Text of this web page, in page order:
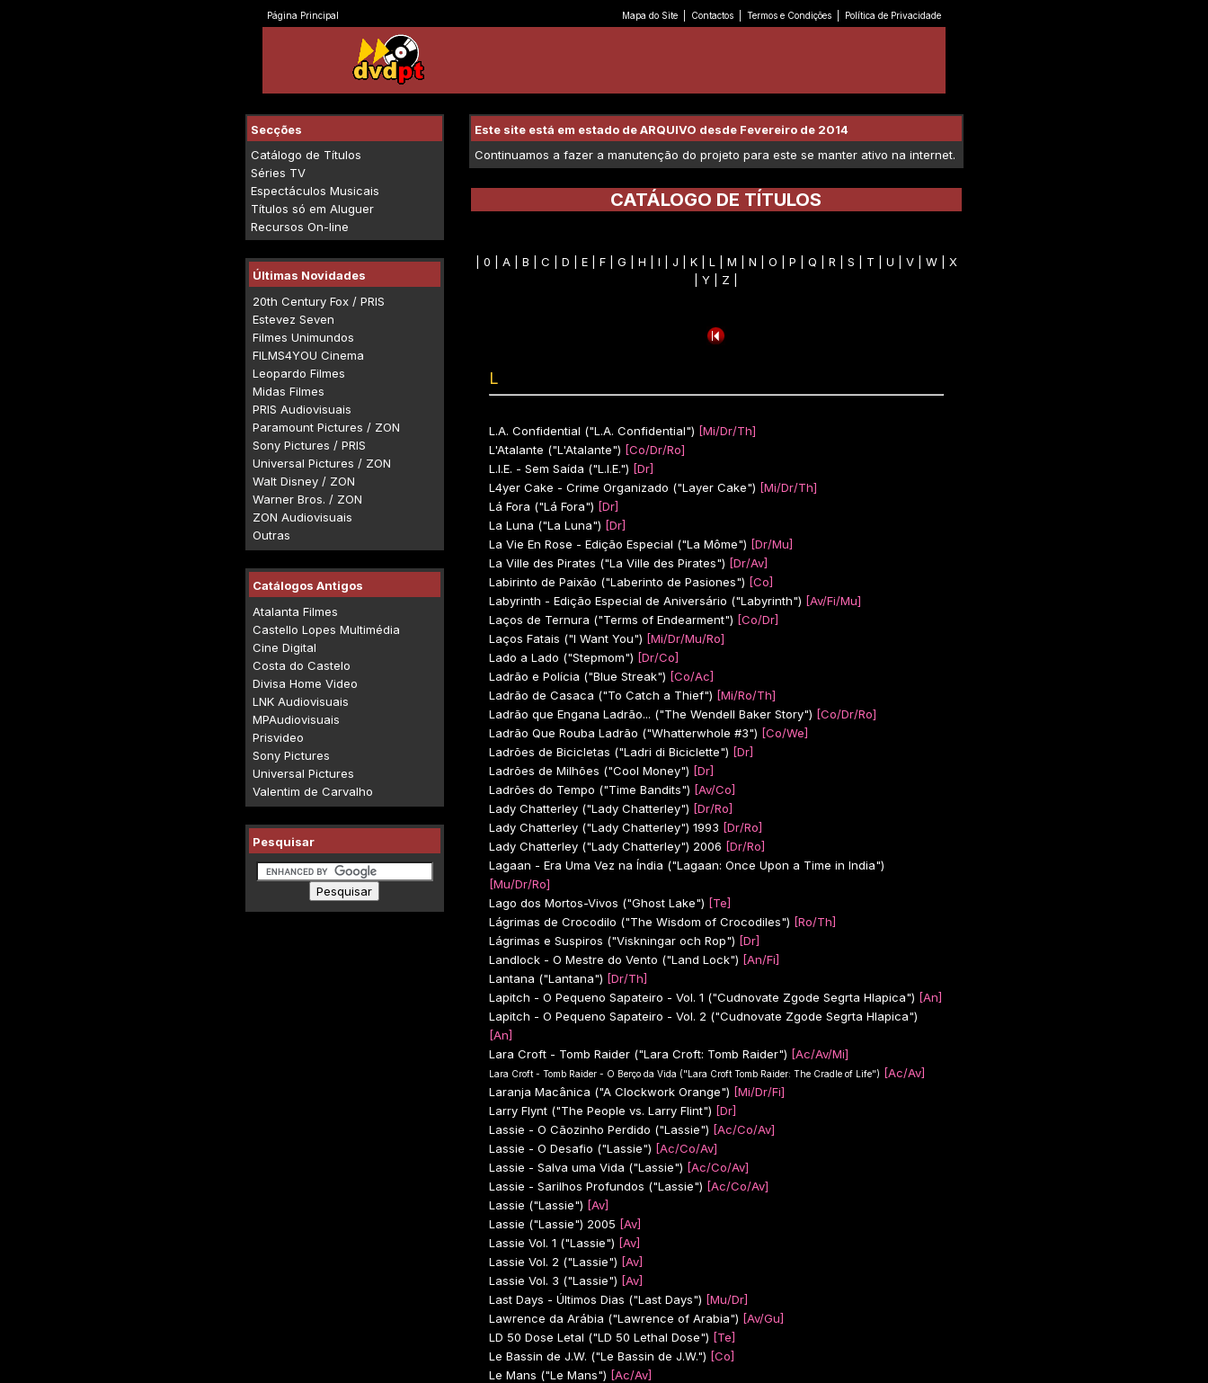
Página Principal Mapa do Site Contactos Termos e Condições Política de Privacidade
Secções
Catálogo de Títulos
Séries TV
Espectáculos Musicais
Títulos só em Aluguer
Recursos On-line
Últimas Novidades
20th Century Fox / PRIS
Estevez Seven
Filmes Unimundos
FILMS4YOU Cinema
Leopardo Filmes
Midas Filmes
PRIS Audiovisuais
Paramount Pictures / ZON
Sony Pictures / PRIS
Universal Pictures / ZON
Walt Disney / ZON
Warner Bros. / ZON
ZON Audiovisuais
Outras
Catálogos Antigos
Atalanta Filmes
Castello Lopes Multimédia
Cine Digital
Costa do Castelo
Divisa Home Video
LNK Audiovisuais
MPAudiovisuais
Prisvideo
Sony Pictures
Universal Pictures
Valentim de Carvalho
Pesquisar
Este site está em estado de ARQUIVO desde Fevereiro de 2014
Continuamos a fazer a manutenção do projeto para este se manter ativo na internet.
CATÁLOGO DE TÍTULOS
0 A| B C D E| F| G H I J K| L | M N O P Q R S T U V| W| X
Y Z
L
L.A. Confidential ("L.A. Confidential") [Mi/Dr/Th]
L'Atalante ("L'Atalante") [Co/Dr/Ro]
L.I.E. - Sem Saída ("L.I.E.") [Dr]
L4yer Cake - Crime Organizado ("Layer Cake") [Mi/Dr/Th]
Lá Fora ("Lá Fora") [Dr]
La Luna ("La Luna") [Dr]
La Vie En Rose - Edição Especial ("La Môme") [Dr/Mu]
La Ville des Pirates ("La Ville des Pirates") [Dr/Av]
Labirinto de Paixão ("Laberinto de Pasiones") [Co]
Labyrinth - Edição Especial de Aniversário ("Labyrinth") [Av/Fi/Mu]
Laços de Ternura ("Terms of Endearment") [Co/Dr]
Laços Fatais ("I Want You") [Mi/Dr/Mu/Ro]
Lado a Lado ("Stepmom") [Dr/Co]
Ladrão e Polícia ("Blue Streak") [Co/Ac]
Ladrão de Casaca ("To Catch a Thief") [Mi/Ro/Th]
Ladrão que Engana Ladrão... ("The Wendell Baker Story") [Co/Dr/Ro]
Ladrão Que Rouba Ladrão ("Whatterwhole #3") [Co/We]
Ladrões de Bicicletas ("Ladri di Biciclette") [Dr]
Ladrões de Milhões ("Cool Money") [Dr]
Ladrões do Tempo ("Time Bandits") [Av/Co]
Lady Chatterley ("Lady Chatterley") [Dr/Ro]
Lady Chatterley ("Lady Chatterley") 1993 [Dr/Ro]
Lady Chatterley ("Lady Chatterley") 2006 [Dr/Ro]
Lagaan - Era Uma Vez na Índia ("Lagaan: Once Upon a Time in India")
[Mu/Dr/Ro]
Lago dos Mortos-Vivos ("Ghost Lake") [Te]
Lágrimas de Crocodilo ("The Wisdom of Crocodiles") [Ro/Th]
Lágrimas e Suspiros ("Viskningar och Rop") [Dr]
Landlock - O Mestre do Vento ("Land Lock") [An/Fi]
Lantana ("Lantana") [Dr/Th]
Lapitch - O Pequeno Sapateiro - Vol. 1 ("Cudnovate Zgode Segrta Hlapica") [An]
Lapitch - O Pequeno Sapateiro - Vol. 2 ("Cudnovate Zgode Segrta Hlapica")
[An]
Lara Croft - Tomb Raider ("Lara Croft: Tomb Raider") [Ac/Av/Mi]
Lara Croft - Tomb Raider - O Berço da Vida ("Lara Croft Tomb Raider: The Cradle of Life")
[Ac/Av]
Laranja Macânica ("A Clockwork Orange") [Mi/Dr/Fi]
Larry Flynt ("The People vs. Larry Flint") [Dr]
Lassie - O Cãozinho Perdido ("Lassie") [Ac/Co/Av]
Lassie - O Desafio ("Lassie") [Ac/Co/Av]
Lassie - Salva uma Vida ("Lassie") [Ac/Co/Av]
Lassie - Sarilhos Profundos ("Lassie") [Ac/Co/Av]
Lassie ("Lassie") [Av]
Lassie ("Lassie") 2005 [Av]
Lassie Vol. 1 ("Lassie") [Av]
Lassie Vol. 2 ("Lassie") [Av]
Lassie Vol. 3 ("Lassie") [Av]
Last Days - Últimos Dias ("Last Days") [Mu/Dr]
Lawrence da Arábia ("Lawrence of Arabia") [Av/Gu]
LD 50 Dose Letal ("LD 50 Lethal Dose") [Te]
Le Bassin de J.W. ("Le Bassin de J.W.") [Co]
Le Mans ("Le Mans") [Ac/Av]